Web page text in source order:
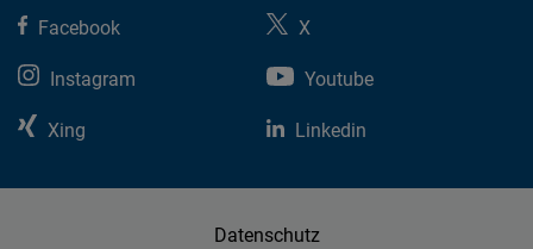
Facebook
X
Instagram
Youtube
Xing
Linkedin
Datenschutz